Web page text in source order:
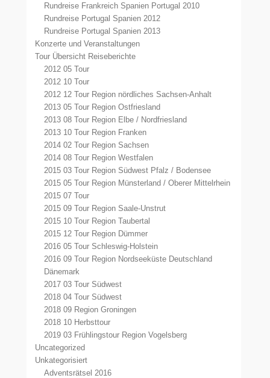
Rundreise Frankreich Spanien Portugal 2010
Rundreise Portugal Spanien 2012
Rundreise Portugal Spanien 2013
Konzerte und Veranstaltungen
Tour Übersicht Reiseberichte
2012 05 Tour
2012 10 Tour
2012 12 Tour Region nördliches Sachsen-Anhalt
2013 05 Tour Region Ostfriesland
2013 08 Tour Region Elbe / Nordfriesland
2013 10 Tour Region Franken
2014 02 Tour Region Sachsen
2014 08 Tour Region Westfalen
2015 03 Tour Region Südwest Pfalz / Bodensee
2015 05 Tour Region Münsterland / Oberer Mittelrhein
2015 07 Tour
2015 09 Tour Region Saale-Unstrut
2015 10 Tour Region Taubertal
2015 12 Tour Region Dümmer
2016 05 Tour Schleswig-Holstein
2016 09 Tour Region Nordseeküste Deutschland
Dänemark
2017 03 Tour Südwest
2018 04 Tour Südwest
2018 09 Region Groningen
2018 10 Herbsttour
2019 03 Frühlingstour Region Vogelsberg
Uncategorized
Unkategorisiert
Adventsrätsel 2016